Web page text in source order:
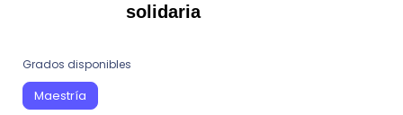
solidaria
Grados disponibles
Maestría